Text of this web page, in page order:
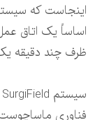
اساساً یک اتاق
ظرف چند دقیقه